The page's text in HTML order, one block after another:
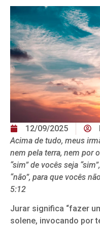
12/09/2025
Acima de tudo, meus
nem pela terra, nem por
“sim” de vocês seja
“não”, para que vocês
5:12
Jurar significa “fazer
solene, invocando por